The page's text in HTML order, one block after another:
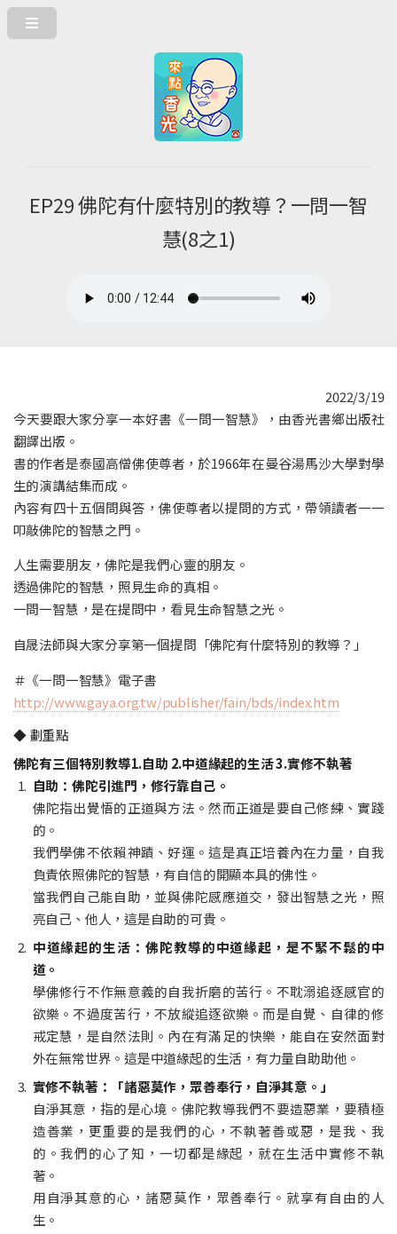
EP29 佛陀有什麼特別的教導？一問一智
慧(8之1)
2022/3/19
今天要跟大家分享一本好書《一問一智慧》，由香光書鄉出版社
翻譯出版。
書的作者是泰國高僧佛使尊者，於1966年在曼谷湯馬沙大學對學
生的演講結集而成。
內容有四十五個問與答，佛使尊者以提問的方式，帶領讀者一一
叩敲佛陀的智慧之門。
人生需要朋友，佛陀是我們心靈的朋友。
透過佛陀的智慧，照見生命的真相。
一問一智慧，是在提問中，看見生命智慧之光。
自晟法師與大家分享第一個提問「佛陀有什麼特別的教導？」
＃《一問一智慧》電子書
http://www.gaya.org.tw/publisher/fain/bds/index.htm
◆ 劃重點
佛陀有三個特別教導1.自助 2.中道緣起的生活 3.實修不執著
自助：佛陀引進門，修行靠自己。
佛陀指出覺悟的正道與方法。然而正道是要自己修練、實踐
的。
我們學佛不依賴神蹟、好運。這是真正培養內在力量，自我
負責依照佛陀的智慧，有自信的開顯本具的佛性。
當我們自己能自助，並與佛陀感應道交，發出智慧之光，照
亮自己、他人，這是自助的可貴。
中道緣起的生活：佛陀教導的中道緣起，是不緊不鬆的中
道。
學佛修行不作無意義的自我折磨的苦行。不耽溺追逐感官的
欲樂。不過度苦行，不放縱追逐欲樂。而是自覺、自律的修
戒定慧，是自然法則。內在有滿足的快樂，能自在安然面對
外在無常世界。這是中道緣起的生活，有力量自助助他。
實修不執著：「諸惡莫作，眾善奉行，自淨其意。」
自淨其意，指的是心境。佛陀教導我們不要造惡業，要積極
造善業，更重要的是我們的心，不執著善或惡，是我、我
的。我們的心了知，一切都是緣起，就在生活中實修不執
著。
用自淨其意的心，諸惡莫作，眾善奉行。就享有自由的人
生。